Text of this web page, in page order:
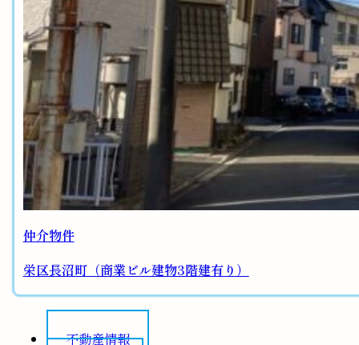
仲介物件
栄区長沼町（商業ビル建物3階建有り）
不動産情報